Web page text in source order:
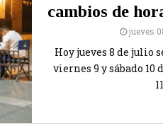
cambios de
jueves
Hoy jueves 8 de julio
viernes 9 y sábado 10